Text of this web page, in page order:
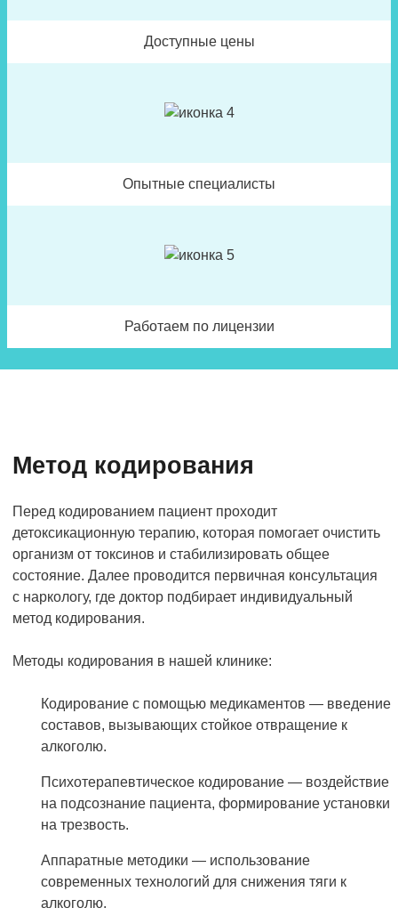
Доступные цены
Опытные специалисты
Работаем по лицензии
Метод кодирования
Перед кодированием пациент проходит
детоксикационную терапию, которая помогает очистить
организм от токсинов и стабилизировать общее
состояние. Далее проводится первичная консультация
с наркологу, где доктор подбирает индивидуальный
метод кодирования.
Методы кодирования в нашей клинике:
Кодирование с помощью медикаментов — введение
составов, вызывающих стойкое отвращение к
алкоголю.
Психотерапевтическое кодирование — воздействие
на подсознание пациента, формирование установки
на трезвость.
Аппаратные методики — использование
современных технологий для снижения тяги к
алкоголю.